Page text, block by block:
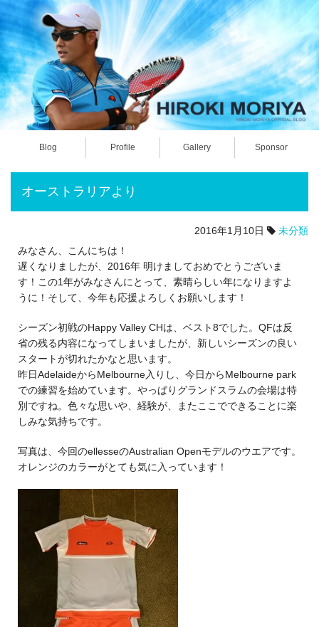
Blog Profile Gallery Sponsor
オーストラリアより
2016年1月10日
未分類
みなさん、こんにちは！
遅くなりましたが、2016年 明けましておめでとうございま
す！この1年がみなさんにとって、素晴らしい年になりますよ
うに！そして、今年も応援よろしくお願いします！
シーズン初戦のHappy Valley CHは、ベスト8でした。QFは反
省の残る内容になってしまいましたが、新しいシーズンの良い
スタートが切れたかなと思います。
昨日AdelaideからMelbourne入りし、今日からMelbourne park
での練習を始めています。やっぱりグランドスラムの会場は特
別ですね。色々な思いや、経験が、またここでできることに楽
しみな気持ちです。
写真は、今回のellesseのAustralian Openモデルのウエアです。
オレンジのカラーがとても気に入っています！